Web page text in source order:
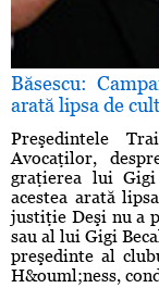
Băsescu:
arată lipsa de
Preşedintele
Avocaţilor,
graţierea lui Gigi
acestea arată
justiţie Deşi nu a
sau al lui Gigi
preşedinte al
H&ouml;ness,